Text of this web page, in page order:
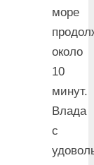
море
около
10
минут.
Влада
с